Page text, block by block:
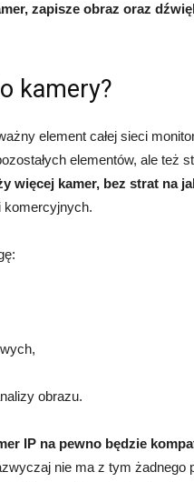
zapisze obraz oraz
kamery?
element całej sieci
elementów, ale też
więcej kamer, bez strat na
komercyjnych.
obrazu.
IP na pewno będzie
nie ma z tym żadnego